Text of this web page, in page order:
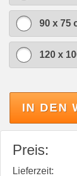
90 x 75
120 x
IN DEN
Preis:
Lieferzeit: